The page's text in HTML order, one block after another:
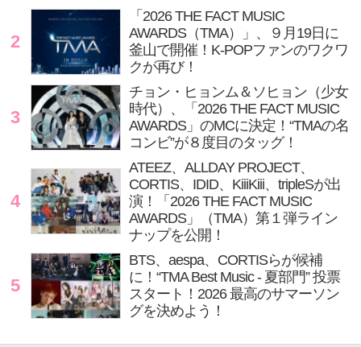
2
「2026 THE FACT MUSIC
AWARDS（TMA）」、９月19日に
釜山で開催！K-POPファンのワクワ
クが再び！
3
チョン・ヒョンム＆ソヒョン（少女
時代）、「2026 THE FACT MUSIC
AWARDS」のMCに決定！“TMAの名
コンビ”が８度目のタッグ！
4
ATEEZ、ALLDAY PROJECT、
CORTIS、IDID、KiiiKiii、tripleSが出
演！「2026 THE FACT MUSIC
AWARDS」（TMA）第１弾ライン
ナップを公開！
5
BTS、aespa、CORTISらが候補
に！“TMA Best Music - 夏部門” 投票
スタート！2026 最高のサマーソン
グを決めよう！